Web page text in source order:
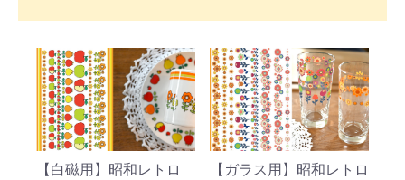
【白磁用】昭和レトロ
【ガラス用】昭和レトロ